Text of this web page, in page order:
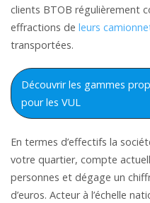
clients BTOB régulièrement
effractions de leurs
transportées.
Découvrir les gammes
pour les VUL
En termes d’effectifs la
votre quartier, compte
personnes et dégage un
d’euros. Acteur à l’échelle